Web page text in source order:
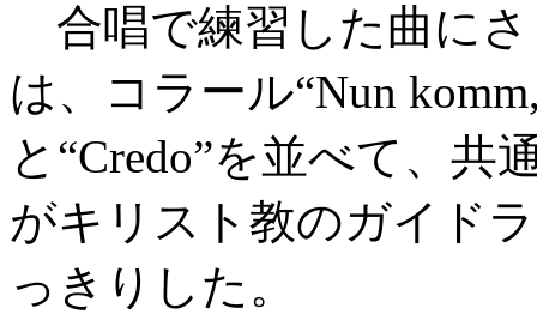
合唱で練習した曲に
は、コラール“Nun
と“Credo”を並べて、共
がキリスト教のガイド
っきりした。